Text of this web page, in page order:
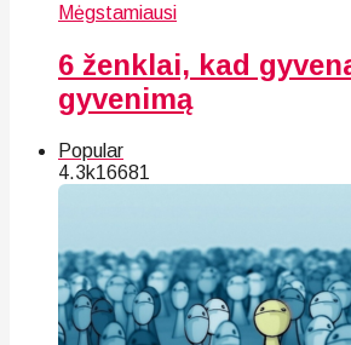
Mėgstamiausi
6 ženklai, kad
gyvenimą
Popular
4.3k16681